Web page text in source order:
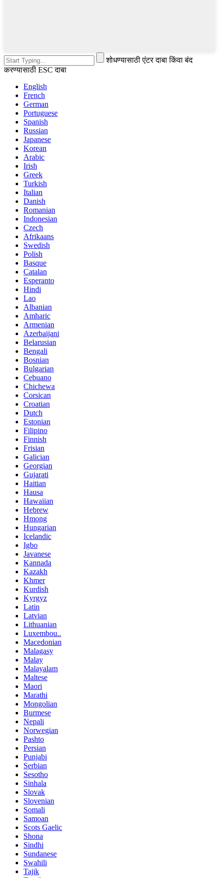
शोधण्यासाठी एंटर दाबा किंवा बंद
करण्यासाठी ESC दाबा
English
French
German
Portuguese
Spanish
Russian
Japanese
Korean
Arabic
Irish
Greek
Turkish
Italian
Danish
Romanian
Indonesian
Czech
Afrikaans
Swedish
Polish
Basque
Catalan
Esperanto
Hindi
Lao
Albanian
Amharic
Armenian
Azerbaijani
Belarusian
Bengali
Bosnian
Bulgarian
Cebuano
Chichewa
Corsican
Croatian
Dutch
Estonian
Filipino
Finnish
Frisian
Galician
Georgian
Gujarati
Haitian
Hausa
Hawaiian
Hebrew
Hmong
Hungarian
Icelandic
Igbo
Javanese
Kannada
Kazakh
Khmer
Kurdish
Kyrgyz
Latin
Latvian
Lithuanian
Luxembou..
Macedonian
Malagasy
Malay
Malayalam
Maltese
Maori
Marathi
Mongolian
Burmese
Nepali
Norwegian
Pashto
Persian
Punjabi
Serbian
Sesotho
Sinhala
Slovak
Slovenian
Somali
Samoan
Scots Gaelic
Shona
Sindhi
Sundanese
Swahili
Tajik